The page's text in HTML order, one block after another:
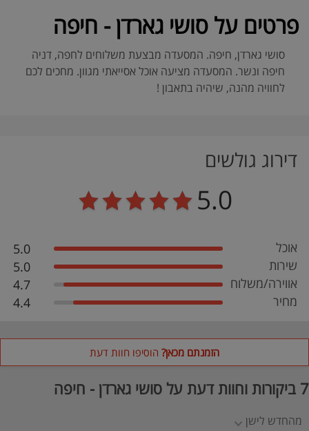
פרטים על סושי גארדן - חיפה
סושי גארדן, חיפה. המסעדה מבצעת משלוחים לחפה, דניה
חיפה ונשר. המסעדה מציעה אוכל אסייאתי מגוון. מחכים לכם
לחוויה מהנה, שיהיה בתאבון !
דירוג גולשים
5.0
אוכל
5.0
שירות
5.0
אווירה/משלוח
4.7
מחיר
4.4
הזמנתם מכאן? הוסיפו חוות דעת
7 ביקורות וחוות דעת על סושי גארדן - חיפה
מהחדש לישן